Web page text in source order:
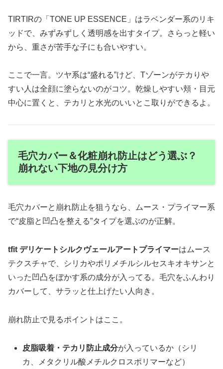
TIRTIRの「TONE UP ESSENCE」はラベンダー系のリキ
ッドで、みずみずしく透明感を出すタイプ。さらっと軽い
から、重さが苦手な子にも合いやすい。
ここで一言。ツヤ系は“盛れる”けど、Tゾーンがテカりや
すい人は全顔に塗らないのがコツ。乾燥しやすい頬・目元
中心に置くと、テカリと水光のいいとこ取りができるよ。
毛穴カバー＆化粧崩れ防止はどう選ぶ？
崩れない下地の見分け方
毛穴カバーと崩れ防止を狙うなら、ムース・プライマー系
で“皮脂と凹凸を整える”タイプを選ぶのが正解。
tfit デリケートシルクヴェールアートプライマーはムース
テクスチャで、シリカやポリメチルシルセスキオキサンと
いった凹凸をぼかす系の成分が入ってる。毛穴をふんわり
カバーして、サラッと仕上げたい人向き。
崩れ防止で見るポイントはここ。
皮脂吸着・テカリ防止成分が入っているか（シリ
カ、メタクリル酸メチルクロスポリマーなど）